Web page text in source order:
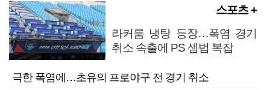
스포츠 +
라커룸 냉탕 등장…폭염 경기
취소 속출에 PS 셈법 복잡
극한 폭염에…초유의 프로야구 전 경기 취소